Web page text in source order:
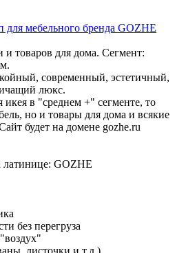
для мебельного бренда GOZHE
товаров для дома. Сегмент:
современный, эстетичный,
люкс.
в "среднем +" сегменте, то
но и товары для дома и всякие
будет на домене gozhe.ru
латинице: GOZHE
без перегруза
листочки и т.д.)